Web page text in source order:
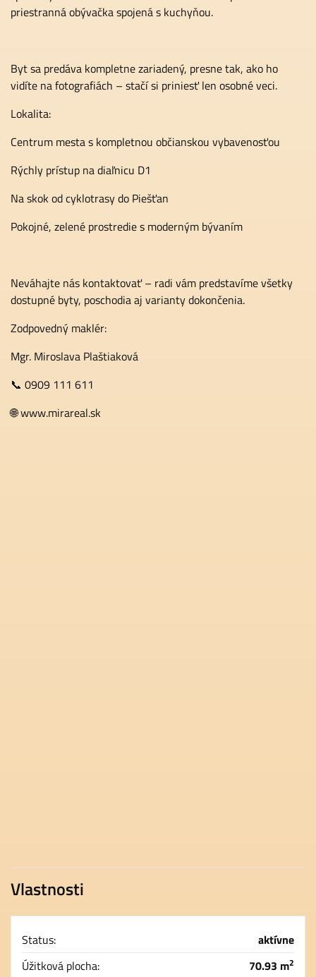
priestranná obývačka spojená s kuchyňou.
Byt sa predáva kompletne zariadený, presne tak, ako ho
vidíte na fotografiách – stačí si priniesť len osobné veci.
Lokalita:
Centrum mesta s kompletnou občianskou vybavenosťou
Rýchly prístup na diaľnicu D1
Na skok od cyklotrasy do Piešťan
Pokojné, zelené prostredie s moderným bývaním
Neváhajte nás kontaktovať – radi vám predstavíme všetky
dostupné byty, poschodia aj varianty dokončenia.
Zodpovedný maklér:
Mgr. Miroslava Plaštiaková
📞 0909 111 611
🌐 www.mirareal.sk
Vlastnosti
Status:
aktívne
Úžitková plocha:
70.93 m2